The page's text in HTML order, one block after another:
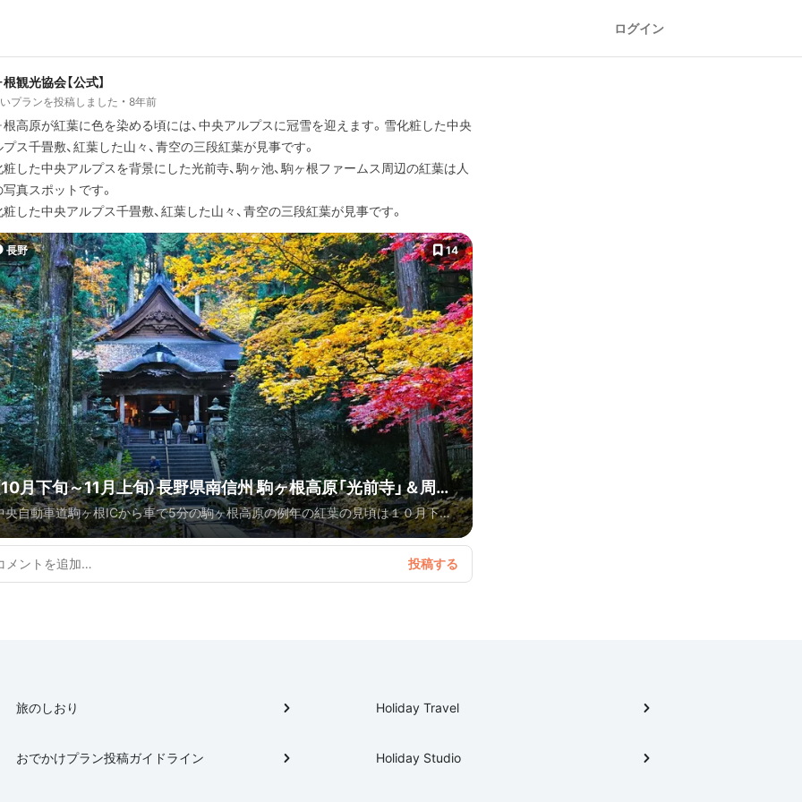
ログイン
観光協会【公式】
プランを投稿しました 8年前
根高原が紅葉に色を染める頃には、中央アルプスに冠雪を迎えます。雪化粧した中央
ス千畳敷、紅葉した山々、青空の三段紅葉が見事です。
粧した中央アルプスを背景にした光前寺、駒ヶ池、駒ヶ根ファームス周辺の紅葉は人
真スポットです。
した中央アルプス千畳敷、紅葉した山々、青空の三段紅葉が見事です。
長野 14
10月下旬～11月上旬）長野県南信州 駒ヶ根高原「光前寺」＆周辺
紅葉スポット
央自動車道駒ヶ根ICから車で5分の駒ヶ根高原の例年の紅葉の見頃は１０月下
〜１１月上旬です。 駒ヶ根市は伊那谷に囲まれ、標高差が約2,000m。中央アルプ
の紅葉が９月下旬からはじまり、麓に降りてくる１１月下旬頃の約２ヶ月どこか
冠雪を迎えます。雪化粧した中央アルプス千畳敷、紅葉した山々、青空の三段紅葉
ス周辺の紅葉は人気の写真スポットです。
旅のしおり
おでかけプラン投稿ガイドライン
Holiday Travel
Holiday Studio